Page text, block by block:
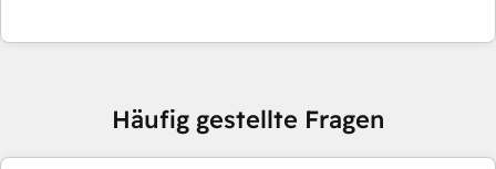
Häufig gestellte Fragen